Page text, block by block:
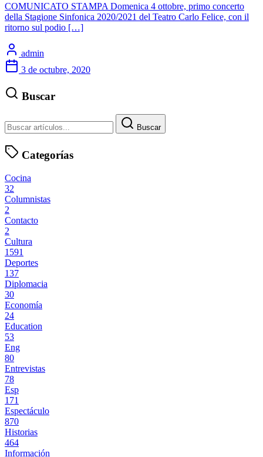
COMUNICATO STAMPA Domenica 4 ottobre, primo concerto
della Stagione Sinfonica 2020/2021 del Teatro Carlo Felice, con il
ritorno sul podio […]
admin
3 de octubre, 2020
Buscar
Buscar
Categorías
Cocina
32
Columnistas
2
Contacto
2
Cultura
1591
Deportes
137
Diplomacia
30
Economía
24
Education
53
Eng
80
Entrevistas
78
Esp
171
Espectáculo
870
Historias
464
Información